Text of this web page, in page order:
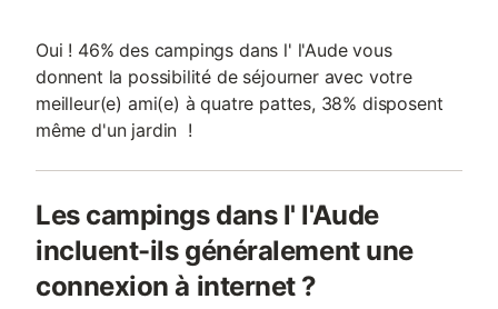
Oui ! 46% des campings dans l' l'Aude vous
donnent la possibilité de séjourner avec votre
meilleur(e) ami(e) à quatre pattes, 38% disposent
même d'un jardin !
Les campings dans l' l'Aude
incluent-ils généralement une
connexion à internet ?